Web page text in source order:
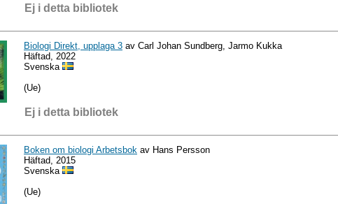
Ej i detta bibliotek
Biologi Direkt, upplaga 3 av Carl Johan Sundberg, Jarmo Kukka
Häftad, 2022
Svenska
(Ue)
Ej i detta bibliotek
Boken om biologi Arbetsbok av Hans Persson
Häftad, 2015
Svenska
(Ue)